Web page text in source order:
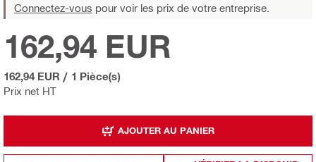
Connectez-vous pour voir les prix de votre entreprise.
Prix net HT
162,94 EUR
162,94 EUR / 1 Pièce(s)
AJOUTER AU PANIER